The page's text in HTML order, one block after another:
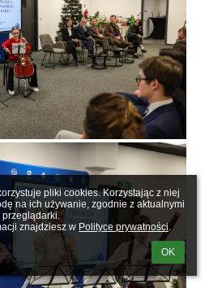
pliki cookies. Korzystając z niej
na ich używanie, zgodnie z aktualnymi
znajdziesz w Polityce prywatności.
OK